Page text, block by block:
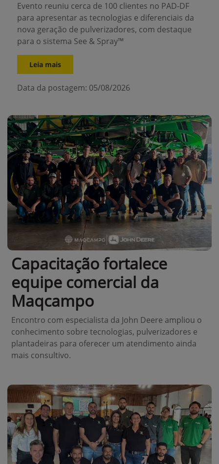
Evento reuniu cerca de 100 clientes no PAD-DF
para apresentar as tecnologias e diferenciais da
nova geração de pulverizadores, com destaque
para o sistema See & Spray™
Leia mais
Data da postagem: 05/08/2026
Capacitação fortalece
equipe comercial da
Maqcampo
Encontro com especialista da John Deere ampliou o
conhecimento sobre tecnologias, pulverizadores e
plantadeiras para oferecer um atendimento ainda
mais consultivo.